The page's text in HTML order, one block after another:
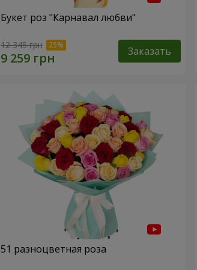
Букет роз "Карнавал любви"
12 345 грн Заказать
51 разноцветная роза